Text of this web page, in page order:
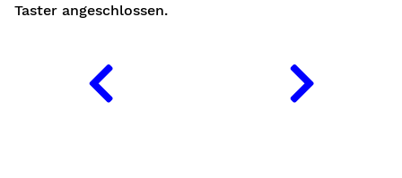
Taster angeschlossen.